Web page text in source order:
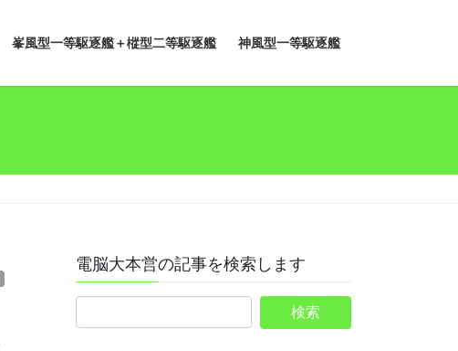
峯風型一等駆逐艦＋樅型二等駆逐艦 神風型一等駆逐艦
電脳大本営の記事を検索します